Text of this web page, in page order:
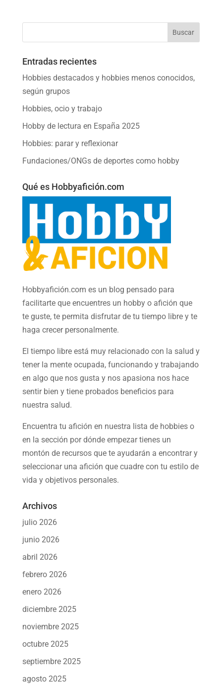
Entradas recientes
Hobbies destacados y hobbies menos conocidos,
según grupos
Hobbies, ocio y trabajo
Hobby de lectura en España 2025
Hobbies: parar y reflexionar
Fundaciones/ONGs de deportes como hobby
Qué es Hobbyafición.com
Hobbyafición.com es un blog pensado para
facilitarte que encuentres un hobby o afición que
te guste, te permita disfrutar de tu tiempo libre y te
haga crecer personalmente.
El tiempo libre está muy relacionado con la salud y
tener la mente ocupada, funcionando y trabajando
en algo que nos gusta y nos apasiona nos hace
sentir bien y tiene probados beneficios para
nuestra salud.
Encuentra tu afición en nuestra lista de hobbieso
en la sección por dónde empezar tienes un
montón de recursos que te ayudarán a encontrar y
seleccionar una afición que cuadre con tu estilo de
vida y objetivos personales.
Archivos
julio 2026
junio 2026
abril 2026
febrero 2026
enero 2026
diciembre 2025
noviembre 2025
octubre 2025
septiembre 2025
agosto 2025